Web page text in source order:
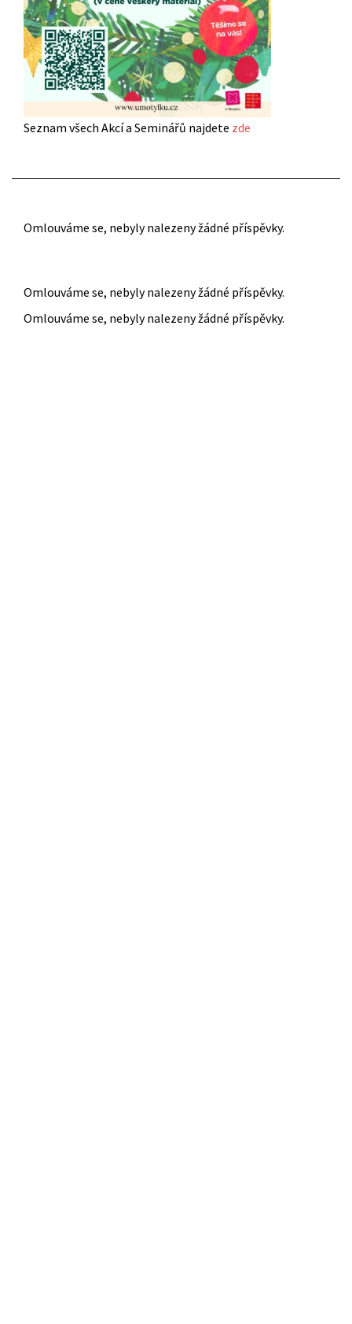
Seznam všech Akcí a Seminářů najdete zde
Omlouváme se, nebyly nalezeny žádné příspěvky.
Omlouváme se, nebyly nalezeny žádné příspěvky.
Omlouváme se, nebyly nalezeny žádné příspěvky.